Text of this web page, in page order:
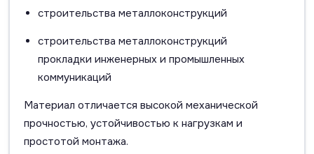
строительства металлоконструкций
строительства металлоконструкций
прокладки инженерных и промышленных
коммуникаций
Материал отличается высокой механической
прочностью, устойчивостью к нагрузкам и
простотой монтажа.